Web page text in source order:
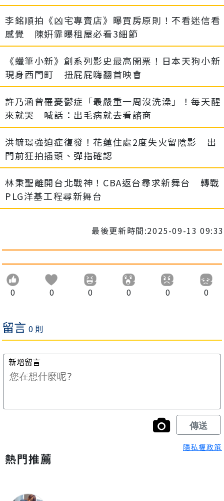
李銘順拍《凶宅專賣店》曝買房原則！不看迷信看
感覺 陳姸霏曝租屋必看3細節
《蠟筆小新》創系列影史最高開票！日本天狗小新
現身西門町 扭屁屁嗨翻首映會
許乃涵曾罹憂鬱症「最嚴重一周沒洗澡」！每天醒
來就哭 喊話：出毛病就去看諮商
洪毓璟強迫症復發！花蓮住處2度失火留陰影 出
門前狂拍插頭、彈指確認
林秉聖離開台北戰神！CBA返台尋求新舞台 轉戰
PLG洋基工程尋新舞台
最後更新時間:2025-09-13 09:33
0 0 0 0 0 0
隱私權政策
熱門推薦